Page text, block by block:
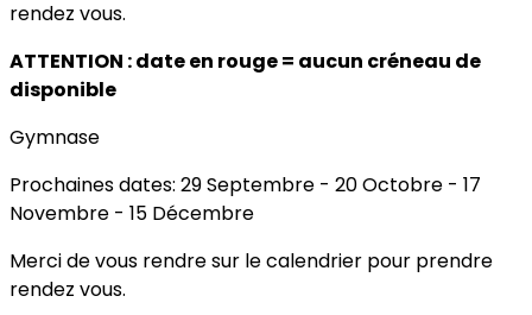
rendez vous.
ATTENTION : date en rouge = aucun créneau de
disponible
Gymnase
Prochaines dates: 29 Septembre - 20 Octobre - 17
Novembre - 15 Décembre
Merci de vous rendre sur le calendrier pour prendre
rendez vous.